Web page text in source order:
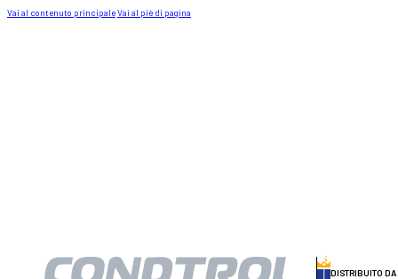
Vai al contenuto principaleVai al piè di pagina
DISTRIBUITO